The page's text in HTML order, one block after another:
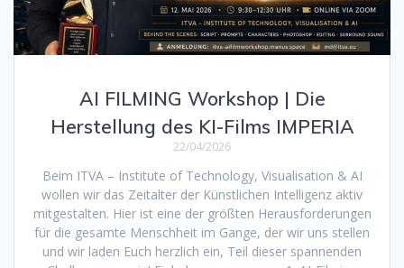
AI FILMING Workshop | Die
Herstellung des KI-Films IMPERIA
22/04/2026
Beim ITVA – Institute of Technology, Visualisation & AI
wollen wir das Zeitalter der Künstlichen Intelligenz aktiv
mitgestalten. Hier ist eine der größten Herausforderungen
für die gesamte Menschheit im Gange, der wir uns stellen
und wir laden Euch herzlich ein, Teil dieser spannenden